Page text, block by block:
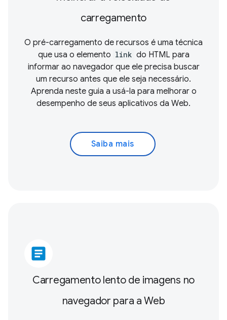
carregamento
O pré-carregamento de recursos é uma técnica
que usa o elemento link do HTML para
informar ao navegador que ele precisa buscar
um recurso antes que ele seja necessário.
Aprenda neste guia a usá-la para melhorar o
desempenho de seus aplicativos da Web.
Saiba mais
article
Carregamento lento de imagens no
navegador para a Web